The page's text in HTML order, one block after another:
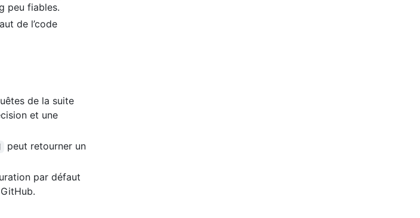
peu fiables.
de l’code
de la suite
et une
peut retourner un
par défaut